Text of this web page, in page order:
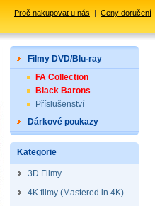
Proč nakupovat u nás | Ceny doručení
Filmy DVD/Blu-ray
FA Collection
Black Barons
Příslušenství
Dárkové poukazy
Kategorie
3D Filmy
4K filmy (Mastered in 4K)